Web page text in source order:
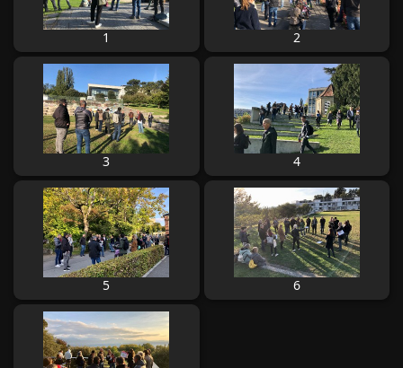
1 2
3 4
5 6